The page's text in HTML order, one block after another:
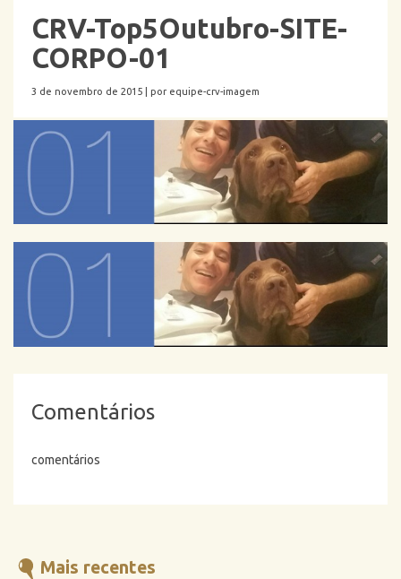
CRV-Top5Outubro-SITE-
CORPO-01
3 de novembro de 2015 | por equipe-crv-imagem
Comentários
comentários
Mais recentes